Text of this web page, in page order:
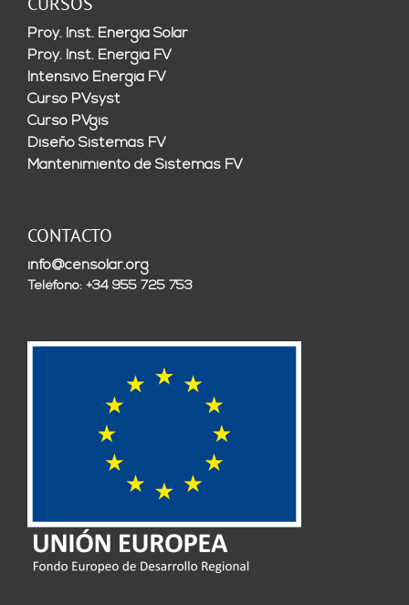
Proy. Inst. Energía Solar
Proy. Inst. Energía FV
Intensivo Energía FV
Curso PVsyst
Curso PVgis
Diseño Sistemas FV
Mantenimiento de Sistemas FV
CONTACTO
info@censolar.org
Teléfono: +34 955 725 753